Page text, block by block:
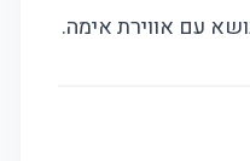
עם אווירת אימה.